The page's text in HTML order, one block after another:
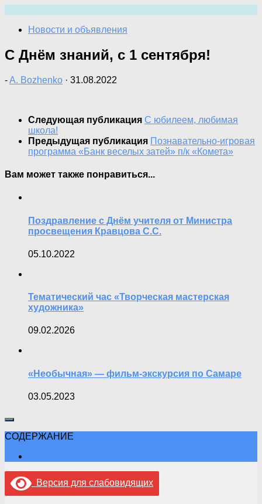
содержимому
Новости и объявления
С Днём знаний, с 1 сентября!
-A. Bozhenko · 31.08.2022
Следующая публикация С юбилеем, любимая
школа!
Предыдущая публикация Познавательно-игровая
программа «Банк веселых затей» п/к «Комета»
Вам может также понравиться...
Поздравление с Днём учителя от Министра
просвещения Кравцова С.С.
05.10.2022
Тематический час «Творческая мастерская
художника»
09.02.2026
«Необычная» — фильм-экскурсия по Самаре
03.05.2023
СОДЕРЖАНИЕ
Версия для слабовидящих